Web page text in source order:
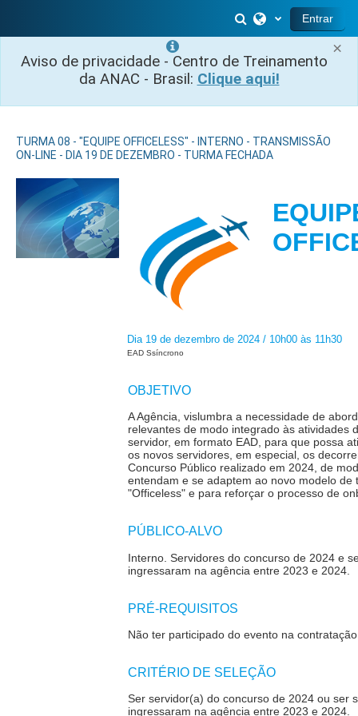
×
Aviso de privacidade - Centro de Treinamento
da ANAC - Brasil: Clique aqui!
Selector de
Entrar
TURMA 08 - "EQUIPE OFFICELESS" - INTERNO - TRANSMISSÃO
ON-LINE - DIA 19 DE DEZEMBRO - TURMA FECHADA
Dia 19 de dezembro de 2024 / 10h00 às 11h30
EAD Ssíncrono
OBJETIVO
A Agência, vislumbra a necessidade de
relevantes de modo integrado às atividades
servidor, em formato EAD, para que possa
os novos servidores, em especial, os
Concurso Público realizado em 2024, de
entendam e se adaptem ao novo modelo de
"Officeless" e para reforçar o processo de
PÚBLICO-ALVO
Interno. Servidores do concurso de 2024 e
ingressaram na agência entre 2023 e 2024.
PRÉ-REQUISITOS
Não ter participado do evento na
CRITÉRIO DE SELEÇÃO
Ser servidor(a) do concurso de 2024 ou ser
ingressaram na agência entre 2023 e 2024.